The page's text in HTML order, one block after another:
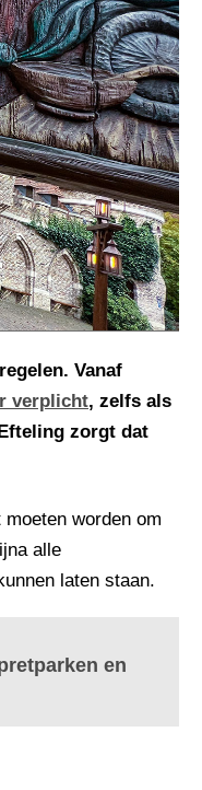
Vanaf
verplicht, zelfs als
zorgt dat
worden om
alle
laten staan.
en